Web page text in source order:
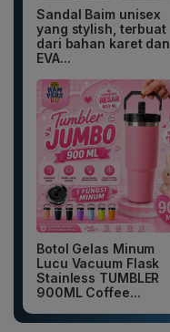
Sandal Baim unisex
yang stylish, terbuat
dari bahan karet dan
EVA...
Botol Gelas Minum
Lucu Vacuum Flask
Stainless TUMBLER
900ML Coffee...